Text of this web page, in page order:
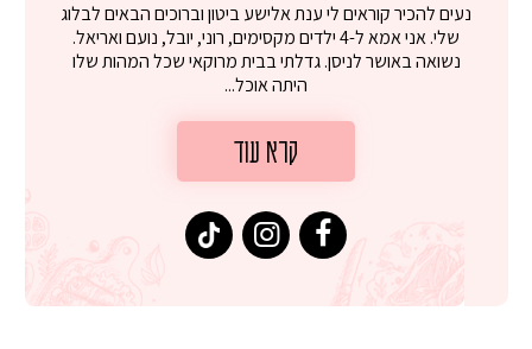
נעים להכיר קוראים לי ענת אלישע ביטון וברוכים הבאים לבלוג
שלי. אני אמא ל-4 ילדים מקסימים, רוני, יובל, נועם ואריאל.
נשואה באושר לניסן. גדלתי בבית מרוקאי שכל המהות שלו
היתה אוכל...
קרא עוד